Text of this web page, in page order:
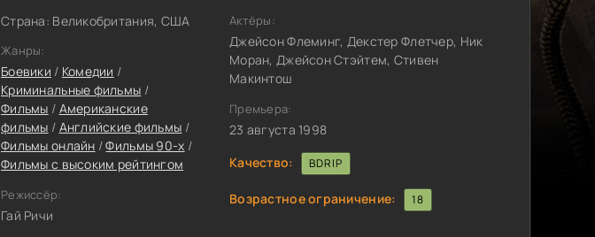
Страна: Великобритания, США
Жанры:
Боевики / Комедии /
Криминальные фильмы /
Фильмы / Американские
фильмы / Английские фильмы /
Фильмы онлайн /Фильмы 90-х /
Фильмы с высоким рейтингом
Режиссёр:
Гай Ричи
Актёры:
Джейсон Флеминг, Декстер Флетчер, Ник
Моран, Джейсон Стэйтем, Стивен
Макинтош
Премьера:
23 августа 1998
Качество:
BDRIP
Возрастное ограничение: 18